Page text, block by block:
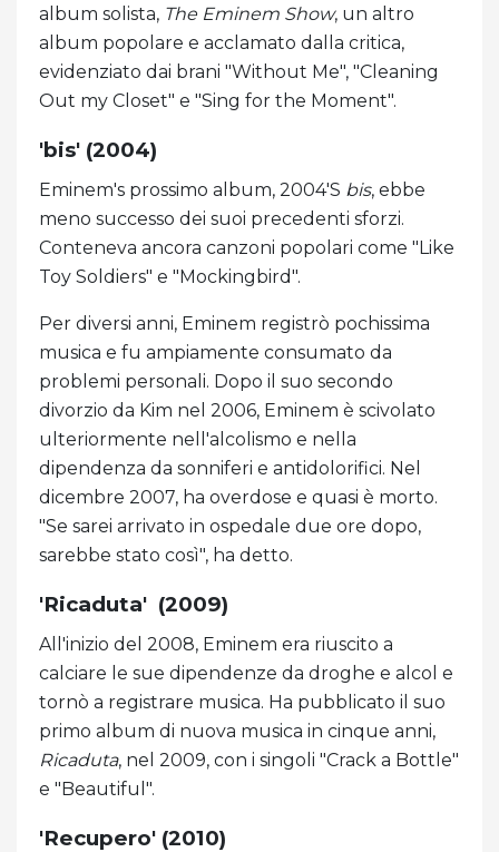
album solista, The Eminem Show, un altro
album popolare e acclamato dalla critica,
evidenziato dai brani "Without Me", "Cleaning
Out my Closet" e "Sing for the Moment".
'bis' (2004)
Eminem's prossimo album, 2004'S bis, ebbe
meno successo dei suoi precedenti sforzi.
Conteneva ancora canzoni popolari come "Like
Toy Soldiers" e "Mockingbird".
Per diversi anni, Eminem registrò pochissima
musica e fu ampiamente consumato da
problemi personali. Dopo il suo secondo
divorzio da Kim nel 2006, Eminem è scivolato
ulteriormente nell'alcolismo e nella
dipendenza da sonniferi e antidolorifici. Nel
dicembre 2007, ha overdose e quasi è morto.
"Se sarei arrivato in ospedale due ore dopo,
sarebbe stato così", ha detto.
'Ricaduta' (2009)
All'inizio del 2008, Eminem era riuscito a
calciare le sue dipendenze da droghe e alcol e
tornò a registrare musica. Ha pubblicato il suo
primo album di nuova musica in cinque anni,
Ricaduta, nel 2009, con i singoli "Crack a Bottle"
e "Beautiful".
'Recupero' (2010)